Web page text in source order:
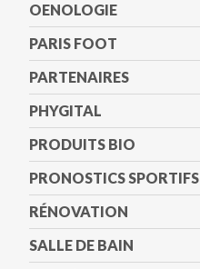
OENOLOGIE
PARIS FOOT
PARTENAIRES
PHYGITAL
PRODUITS BIO
PRONOSTICS SPORTIFS
RÉNOVATION
SALLE DE BAIN